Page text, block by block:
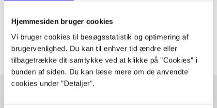
Hjemmesiden bruger cookies
Vi bruger cookies til besøgsstatistik og optimering af
brugervenlighed. Du kan til enhver tid ændre eller
tilbagetrække dit samtykke ved at klikke på ”Cookies” i
bunden af siden. Du kan læse mere om de anvendte
cookies under ”Detaljer”.